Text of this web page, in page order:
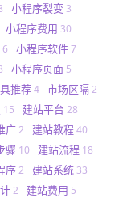
小程序裂变 3
小程序费用 30
6 小程序软件7
小程序页面 5
推荐4 市场区隔2
15 建站平台 28
广2 建站教程40
骤 10 建站流程 18
序2 建站系统 33
2 建站费用 5